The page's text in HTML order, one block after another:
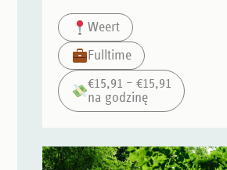
Weert
Fulltime
€15,91 – €15,91
na godzinę